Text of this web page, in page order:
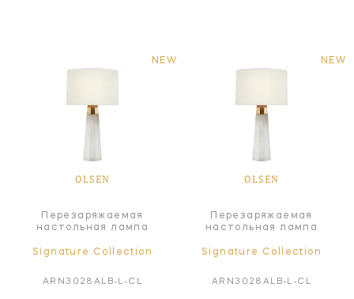
NEW
OLSEN
Перезаряжаемая
настольная лампа
Signature Collection
ARN3028ALB-L-CL
NEW
OLSEN
Перезаряжаемая
настольная лампа
Signature Collection
ARN3028ALB-L-CL